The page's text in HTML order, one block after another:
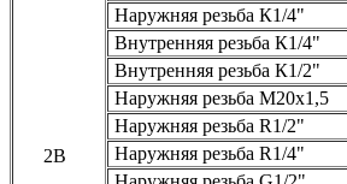
2В
Наружняя резьба К1/4"
Внутренняя резьба К1/4"
Внутренняя резьба К1/2"
Наружняя резьба М20х1,5
Наружняя резьба R1/2"
Наружняя резьба R1/4"